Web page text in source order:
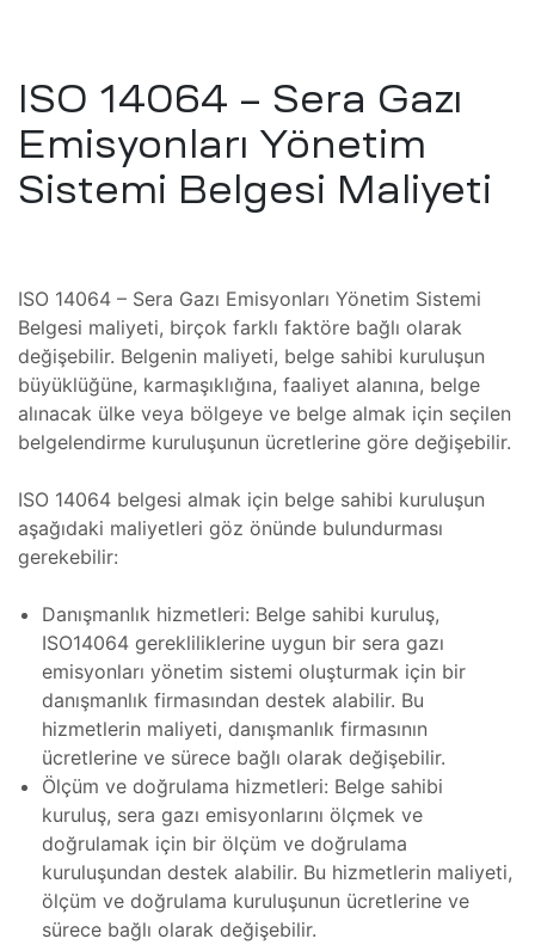
ve
ISO 14064 – Sera Gazı
Emisyonları Yönetim
Sistemi Belgesi Maliyeti
ISO 14064 – Sera Gazı Emisyonları Yönetim Sistemi
Belgesi maliyeti, birçok farklı faktöre bağlı olarak
değişebilir. Belgenin maliyeti, belge sahibi kuruluşun
büyüklüğüne, karmaşıklığına, faaliyet alanına, belge
alınacak ülke veya bölgeye ve belge almak için seçilen
belgelendirme kuruluşunun ücretlerine göre değişebilir.
ISO 14064 belgesi almak için belge sahibi kuruluşun
aşağıdaki maliyetleri göz önünde bulundurması
gerekebilir:
Danışmanlık hizmetleri: Belge sahibi kuruluş,
ISO14064 gerekliliklerine uygun bir sera gazı
emisyonları yönetim sistemi oluşturmak için bir
danışmanlık firmasından destek alabilir. Bu
hizmetlerin maliyeti, danışmanlık firmasının
ücretlerine ve sürece bağlı olarak değişebilir.
Ölçüm ve doğrulama hizmetleri: Belge sahibi
kuruluş, sera gazı emisyonlarını ölçmek ve
doğrulamak için bir ölçüm ve doğrulama
kuruluşundan destek alabilir. Bu hizmetlerin maliyeti,
ölçüm ve doğrulama kuruluşunun ücretlerine ve
sürece bağlı olarak değişebilir.
Göz
Koter